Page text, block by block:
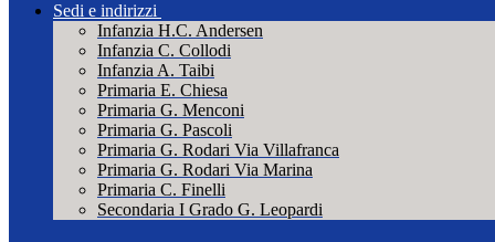
Sedi e indirizzi
Infanzia H.C. Andersen
Infanzia C. Collodi
Infanzia A. Taibi
Primaria E. Chiesa
Primaria G. Menconi
Primaria G. Pascoli
Primaria G. Rodari Via Villafranca
Primaria G. Rodari Via Marina
Primaria C. Finelli
Secondaria I Grado G. Leopardi